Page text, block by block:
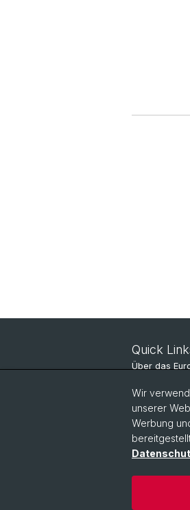
Quick
Über das
Nachrichten
© Universität
Wir
unserer
Werbung